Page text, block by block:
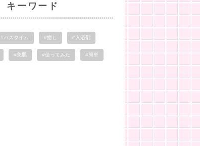
キーワード
#バスタイム #癒し #入浴剤
#美肌 #使ってみた #簡単